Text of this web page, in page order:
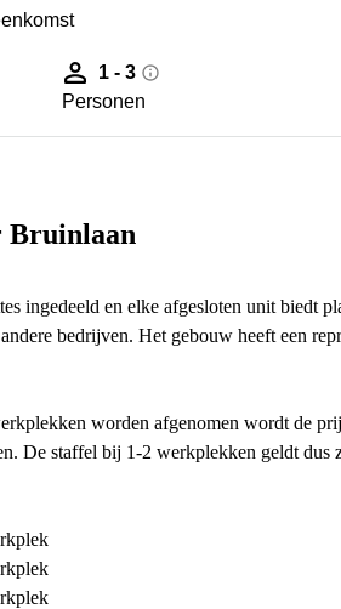
1 - 3
Personen
Bruinlaan
ingedeeld en elke afgesloten unit biedt
bedrijven. Het gebouw heeft een
worden afgenomen wordt de
De staffel bij 1-2 werkplekken geldt dus